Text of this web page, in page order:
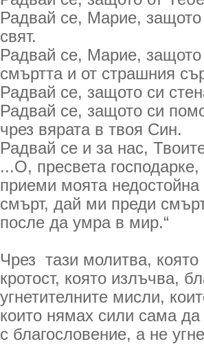
Радвай се, Марие,
свят.
Радвай се, Марие,
смъртта и от страшния
Радвай се, защото си
Радвай се, защото си
чрез вярата в твоя Син.
Радвай се и за нас,
...О, пресвета
приеми моята
смърт, дай ми преди
после да умра в мир.“
Чрез тази молитва,
кротост, която излъчва,
угнетителните мисли,
които нямах сили сама
с благословение, а не